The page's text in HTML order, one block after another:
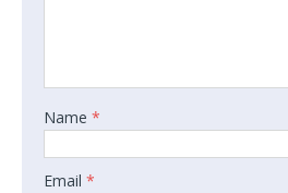
Name *
Email *